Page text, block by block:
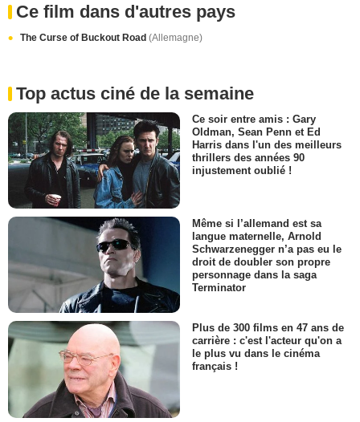
Ce film dans d'autres pays
The Curse of Buckout Road (Allemagne)
Top actus ciné de la semaine
Ce soir entre amis : Gary
Oldman, Sean Penn et Ed
Harris dans l'un des meilleurs
thrillers des années 90
injustement oublié !
Même si l’allemand est sa
langue maternelle, Arnold
Schwarzenegger n’a pas eu le
droit de doubler son propre
personnage dans la saga
Terminator
Plus de 300 films en 47 ans de
carrière : c'est l'acteur qu'on a
le plus vu dans le cinéma
français !